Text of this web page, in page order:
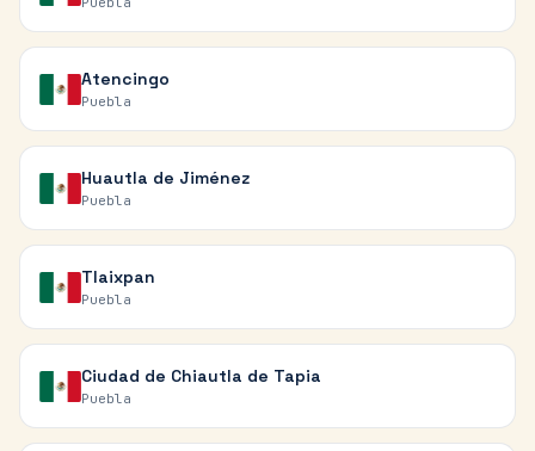
Atencingo
Puebla
Huautla de Jiménez
Puebla
Tlaixpan
Puebla
Ciudad de Chiautla de Tapia
Puebla